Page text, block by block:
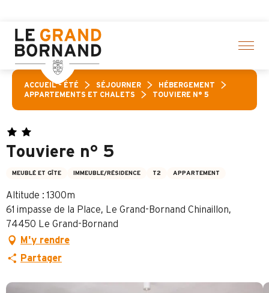
contenu
principal
ACCUEIL – ÉTÉ SÉJOURNER
HÉBERGEMENT
APPARTEMENTS ET CHALETS
TOUVIERE N° 5
Touviere n° 5
MEUBLÉ ET GÎTE IMMEUBLE/RÉSIDENCE T2 APPARTEMENT
Altitude : 1300m
61 impasse de la Place, Le Grand-Bornand Chinaillon,
74450 Le Grand-Bornand
M'y rendre
Partager